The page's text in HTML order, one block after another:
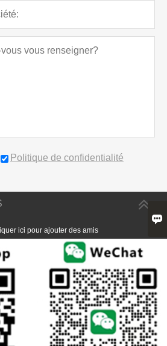
Politique de confidentialité
ici pour ajouter des amis
